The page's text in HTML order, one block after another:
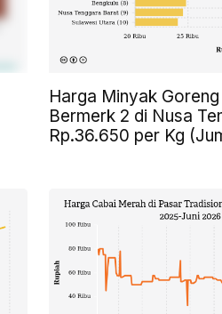
Harga Minyak
Bermerk 2 di Nusa
Rp.36.650 per Kg